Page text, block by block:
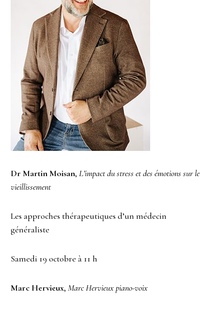
Dr Martin Moisan,L’impact du stress et des émotions sur le
vieillissement
Les approches thérapeutiques d’un médecin
généraliste
Samedi 19 octobre à 11 h
Marc Hervieux,Marc Hervieux piano-voix